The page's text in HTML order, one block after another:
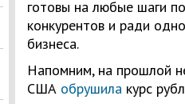
готовы на любые шаги
конкурентов и ради
бизнеса.
Напомним, на прошлой
США обрушила курс